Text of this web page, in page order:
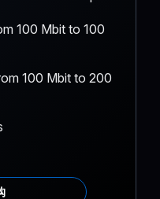
100 Mbit to 100
100 Mbit to 200